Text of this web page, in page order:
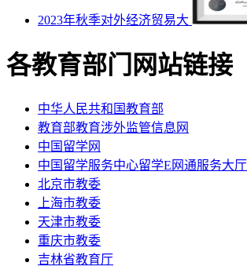
2023年秋季对外经济贸易大
各教育部门网站链接
中华人民共和国教育部
教育部教育涉外监管信息网
中国留学网
中国留学服务中心留学E网通服务大厅
北京市教委
上海市教委
天津市教委
重庆市教委
吉林省教育厅